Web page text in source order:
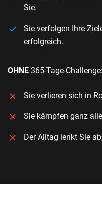
Sie.
Sie verfolgen Ihre
erfolgreich.
OHNE 365-Tage-Challenge:
Sie verlieren sich in
Sie kämpfen ganz
Der Alltag lenkt Sie